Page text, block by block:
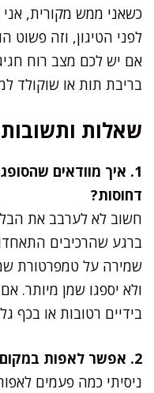
כשאני ממש מקורית,
לפני הטיגון, וזה פשוט
אם יש לכם מצב רוח
בריבת תות או שוקולד
שאלות ותשובות
1. איך מוודאים
דחוסות?
חשוב לא לערבב את
ברגע שהרכיבים
שמירה על טמפרטורת
ולא יספגו שמן מיותר.
בידיים רטובות או בכף
2. אפשר לאפות במקום לטגן?